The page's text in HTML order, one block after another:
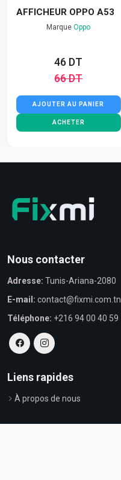
AFFICHEUR OPPO A53
MarqueOppo
46 DT
66 DT
AJOUTER AU PANIER
ACHETER
Nous contacter
Adresse: Tunis-Ariana-2080
E-mail: contact@fixmi.com.tn
Téléphone: +216 94 00 40 59
Liens rapides
À propos de nous